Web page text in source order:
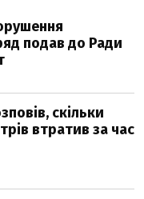
подав до Ради
скільки
втратив за час